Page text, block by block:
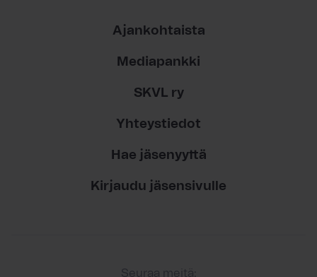
Ajankohtaista
Mediapankki
SKVL ry
Yhteystiedot
Hae jäsenyyttä
Kirjaudu jäsensivulle
Seuraa meitä: